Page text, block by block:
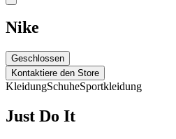
Nike
Geschlossen
Kontaktiere den Store
KleidungSchuheSportkleidung
Just Do It